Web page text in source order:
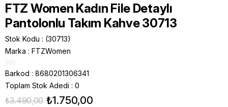
FTZ Women Kadın File Detaylı
Pantolonlu Takım Kahve 30713
Stok Kodu
(30713)
Marka : FTZWomen
Barkod : 8680201306341
Toplam Stok Adedi : 0
₺3.490,00 ₺1.750,00